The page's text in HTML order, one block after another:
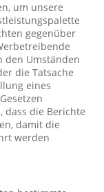
um unsere
gegenüber
den Umständen
die Tatsache
eines
die Berichte
damit die
werden